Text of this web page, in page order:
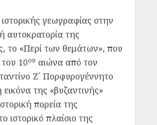
γεωγραφίας στην
αυτοκρατορία της
το «Περί των θεμάτων», που
10ου αιώνα από τον
Ζ´ Πορφυρογέννητο
της «βυζαντινής»
πορεία της
ιστορικό πλαίσιο της